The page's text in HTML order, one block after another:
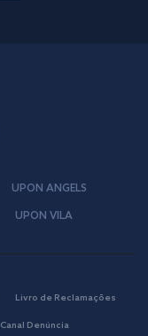
UPON ANGELS
UPON VILA
Livro de Reclamações
Canal Denúncia